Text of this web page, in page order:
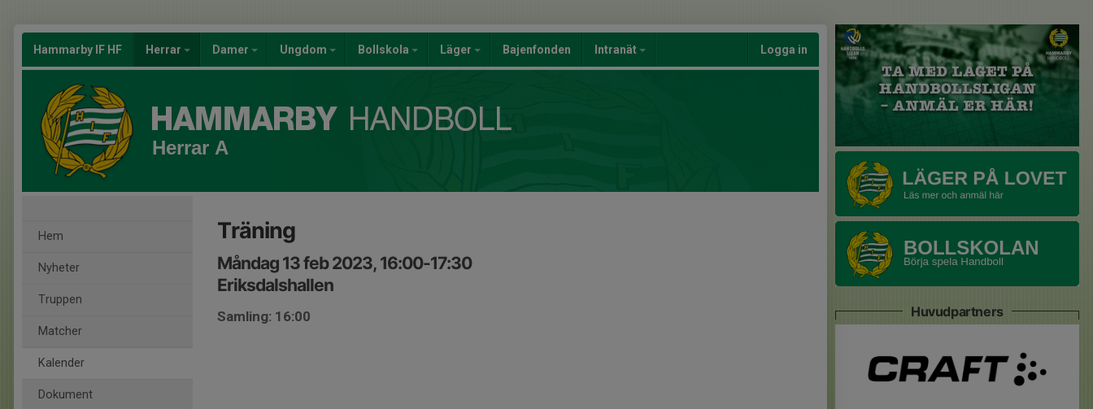
Hammarby IF HF Herrar Damer Ungdom Bollskola Läger Bajenfonden Intranät Logga in
Herrar A
Hem
Nyheter
Truppen
Matcher
Kalender
Dokument
Träning
Måndag 13 feb 2023, 16:00-17:30
Eriksdalshallen
Samling: 16:00 Huvudpartners